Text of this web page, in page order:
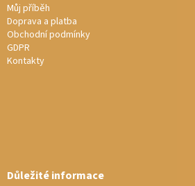
Můj příběh
Doprava a platba
Obchodní podmínky
GDPR
Kontakty
Důležité informace